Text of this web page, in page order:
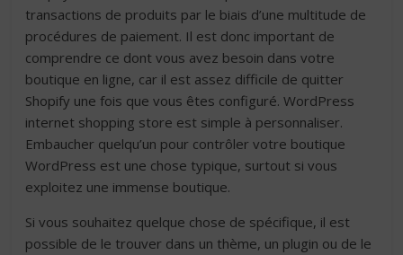
transactions de produits par le biais d’une multitude de
procédures de paiement. Il est donc important de
comprendre ce dont vous avez besoin dans votre
boutique en ligne, car il est assez difficile de quitter
Shopify une fois que vous êtes configuré. WordPress
internet shopping store est simple à personnaliser.
Embaucher quelqu’un pour contrôler votre boutique
WordPress est une chose typique, surtout si vous
exploitez une immense boutique.
Si vous souhaitez quelque chose de spécifique, il est
possible de le trouver dans un thème, un plugin ou de le